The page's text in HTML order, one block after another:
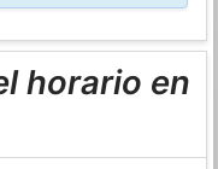
horario en